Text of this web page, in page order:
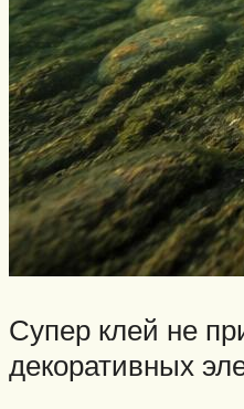
Супер клей не
декоративных